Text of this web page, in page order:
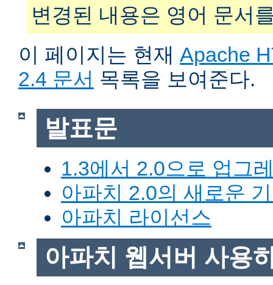
변경된 내용은 영어 문서
이 페이지는 현재 Apache
2.4 문서 목록을 보여준다.
발표문
1.3에서 2.0으로 업그
아파치 2.0의 새로운
아파치 라이선스
아파치 웹서버 사용